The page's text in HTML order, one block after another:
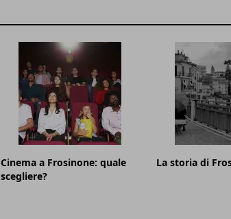
Cinema a Frosinone: quale
scegliere?
La storia di